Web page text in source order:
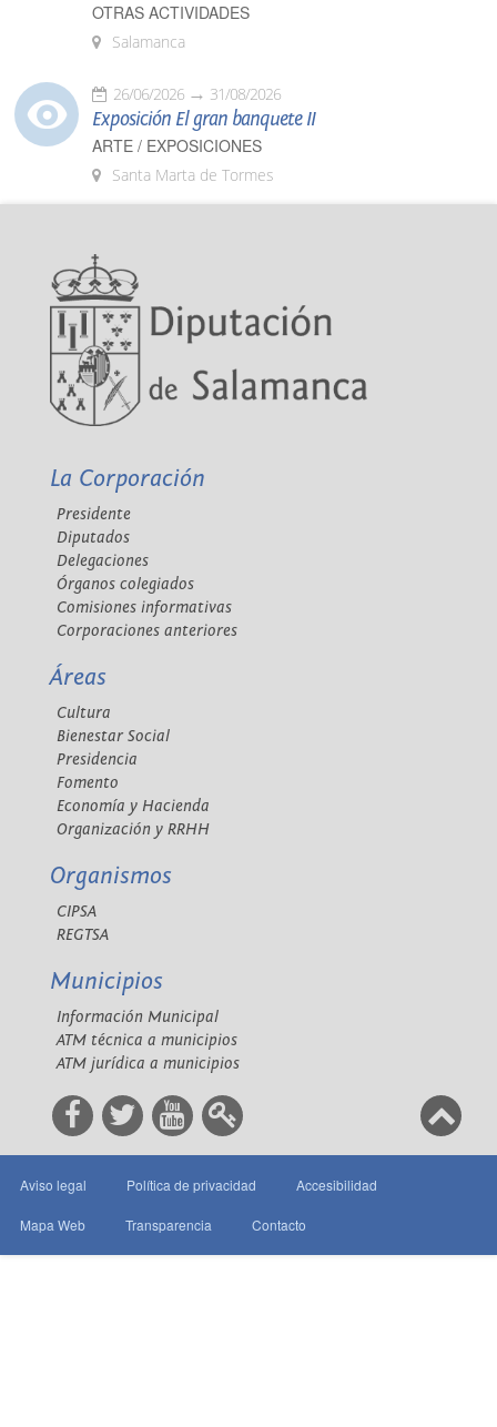
OTRAS ACTIVIDADES
Salamanca
26/06/2026 31/08/2026
Exposición El gran banquete II
ARTE / EXPOSICIONES
Santa Marta de Tormes
La Corporación
Presidente
Diputados
Delegaciones
Órganos colegiados
Comisiones informativas
Corporaciones anteriores
Áreas
Cultura
Bienestar Social
Presidencia
Fomento
Economía y Hacienda
Organización y RRHH
Organismos
CIPSA
REGTSA
Municipios
Información Municipal
ATM técnica a municipios
ATM jurídica a municipios
Aviso legal Política de privacidad Accesibilidad
Mapa Web Transparencia Contacto